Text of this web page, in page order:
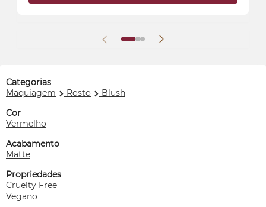
Categorias
Maquiagem
Rosto
Blush
Cor
Vermelho
Acabamento
Matte
Propriedades
Cruelty Free
Vegano